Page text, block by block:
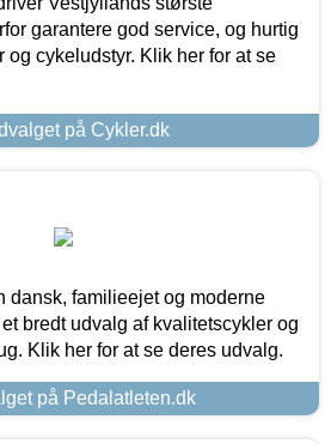
garantere god service, og hurtig
og cykeludstyr. Klik her for at se
på Cykler.dk
dansk, familieejet og moderne
bredt udvalg af kvalitetscykler og
Klik her for at se deres udvalg.
på Pedalatleten.dk